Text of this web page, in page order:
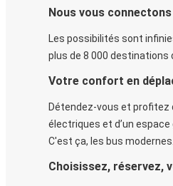
Nous vous
Les possibilités sont
plus de 8 000 destinations
Votre confort en
Détendez-vous et profitez
électriques et d’un espace
C'est ça, les bus modernes.
Choisissez, réservez,